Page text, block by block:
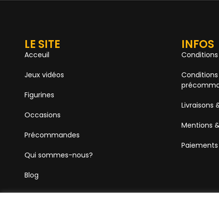
LE SITE
Acceuil
Jeux vidéos
Figurines
Occasions
Précommandes
Qui sommes-nous?
Blog
INFOS
Livraisons
Mentions
Paiements